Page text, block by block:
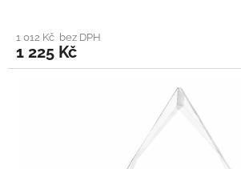
1 012 Kč bez DPH
1 225 Kč